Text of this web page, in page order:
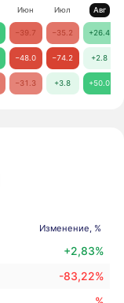
Июн Июл Авг
−39.7 −35.2 +26.4
−48.0 −74.2 +2.8
−31.3 +3.8 +50.0
Изменение, %
+2,83%
-83,22%